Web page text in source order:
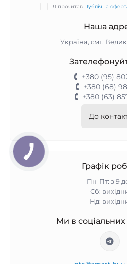
Я прочитав Публічна
Наша
Україна, смт.
+380 (95)
+380 (68)
+380 (63)
До
Графік
Пн-Пт: з 9
Сб:
Нд:
Ми в